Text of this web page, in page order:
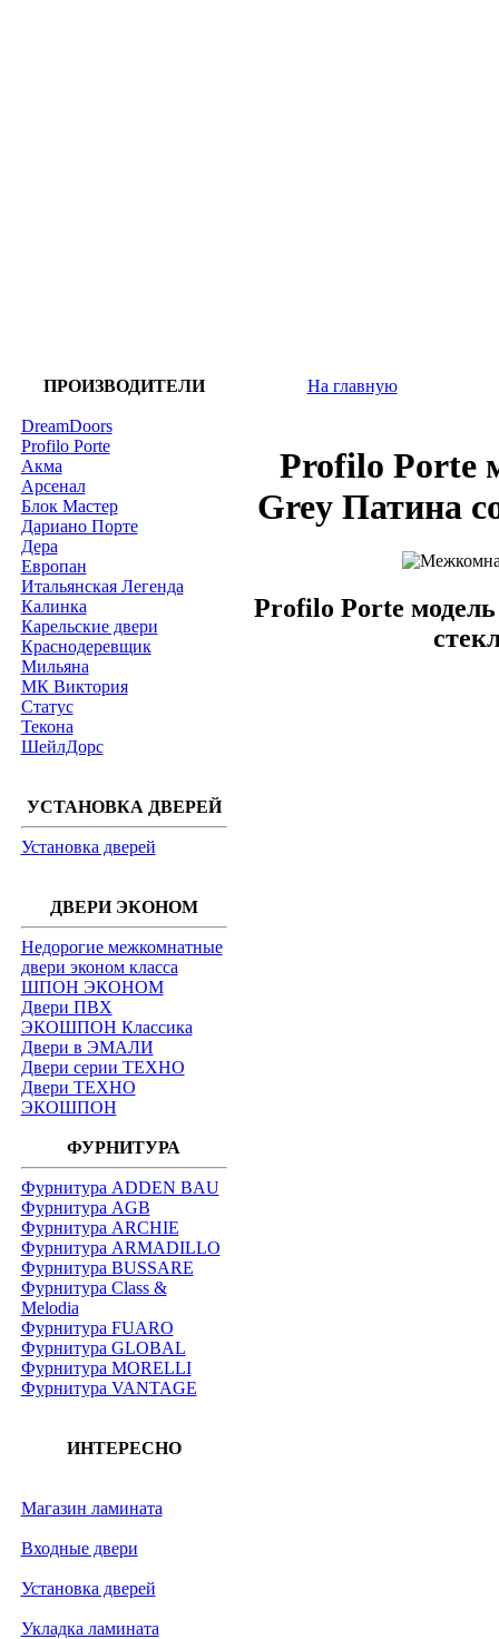
ПРОИЗВОДИТЕЛИ
DreamDoors
Profilo Porte
Акма
Арсенал
Блок Мастер
Дариано Порте
Дера
Европан
Итальянская Легенда
Калинка
Карельские двери
Краснодеревщик
Мильяна
МК Виктория
Статус
Текона
ШейлДорс
УСТАНОВКА ДВЕРЕЙ
Установка дверей
ДВЕРИ ЭКОНОМ
Недорогие межкомнатные
двери эконом класса
ШПОН ЭКОНОМ
Двери ПВХ
ЭКОШПОН Классика
Двери в ЭМАЛИ
Двери серии ТЕХНО
Двери ТЕХНО
ЭКОШПОН
ФУРНИТУРА
Фурнитура ADDEN BAU
Фурнитура AGB
Фурнитура ARCHIE
Фурнитура ARMADILLO
Фурнитура BUSSARE
Фурнитура Class &
Melodia
Фурнитура FUARO
Фурнитура GLOBAL
Фурнитура MORELLI
Фурнитура VANTAGE
ИНТЕРЕСНО
Магазин ламината
Входные двери
Установка дверей
Укладка ламината
На главную
Profilo Porte
Grey Патина
Profilo Porte